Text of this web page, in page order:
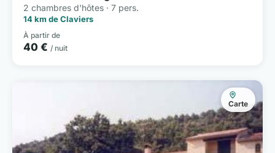
2 chambres d'hôtes · 7 pers.
14 km de Claviers
À partir de
40 € / nuit
Carte